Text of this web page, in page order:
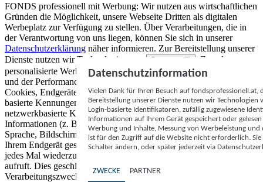
FONDS professionell mit Werbung: Wir nutzen aus wirtschaftlichen
Gründen die Möglichkeit, unsere Webseite Dritten als digitalen
Werbeplatz zur Verfügung zu stellen. Über Verarbeitungen, die in
der Verantwortung von uns liegen, können Sie sich in unserer
Datenschutzerklärung näher informieren. Zur Bereitstellung unserer
Dienste nutzen wir Technologien von
Partnern (5)
. Zwecke:
personalisierte Werbung und Inhalte, Messung von Werbeleistung
und der Performance von Inhalten sowie Zielgruppenforschung.
Cookies, Endgeräte- oder ähnliche Online-Kennungen (z. B. login-
basierte Kennungen, zufällig generierte Kennungen,
netzwerkbasierte Kennungen) können zusammen mit anderen
Informationen (z. B. Browsertyp und Browserinformationen,
Sprache, Bildschirmgröße, unterstützte Technologien usw.) auf
Ihrem Endgerät gespeichert oder von dort ausgelesen werden, um es
jedes Mal wiederzuerkennen, wenn es eine App oder einer Webseite
aufruft. Dies geschieht für einen oder mehrere der hier aufgeführten
Verarbeitungszwecke.
Datenschutzinformation
Vielen Dank für Ihren Besuch auf
Bereitstellung unserer Dienste nutzen wir Technologien
Login-basierte Identifikatoren, zufällig zugewiesene
Informationen auf Ihrem Gerät gespeichert oder
Werbung und Inhalte, Messung von Werbeleistung
ist für den Zugriff auf die Website nicht erforderlich.
Schalter ändern, oder später jederzeit via
ZWECKE PARTNER